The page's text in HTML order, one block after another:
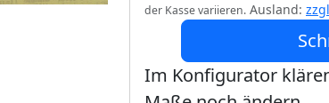
der Kasse variieren. Ausland:
Im Konfigurator